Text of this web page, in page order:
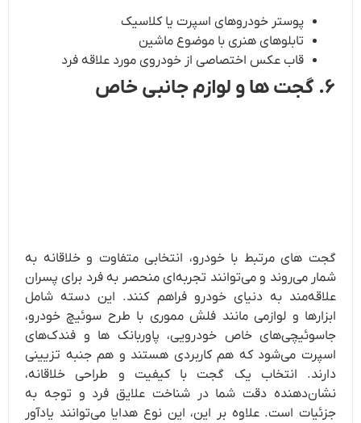
پوستر خودروهای اسپرت یا کلاسیک
تابلوهای هنری با موضوع ماشین
قاب عکس اختصاصی از خودروی مورد علاقه فرد
گجت‌ های مرتبط با خودرو، انتخابی متفاوت و خلاقانه به
شمار می‌روند و می‌توانند تجربه‌ای منحصر به فرد برای پسران
علاقه‌مند به دنیای خودرو فراهم کنند. این دسته شامل
ابزارها و لوازمی مانند فلش مموری با طرح سوئیچ خودرو،
جاسوئیچی‌های خاص خودرویی، پاوربانک ها و فندک‌های
اسپرت می‌شود که هم کاربردی هستند و هم جنبه تزیینی
دارند. انتخاب یک گجت با کیفیت و طراحی خلاقانه،
نشان‌دهنده دقت شما در شناخت علایق فرد و توجه به
جزئیات است. علاوه بر این، این نوع هدایا می‌توانند یادآور